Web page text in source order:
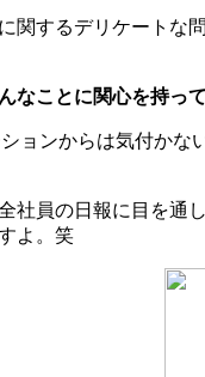
関するデリケートな
なことに関心を持っ
ョンからは気付かな
社員の日報に目を通
よ。笑